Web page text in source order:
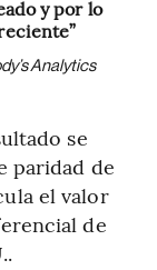
y por lo
Analytics
se
paridad de
el valor
de